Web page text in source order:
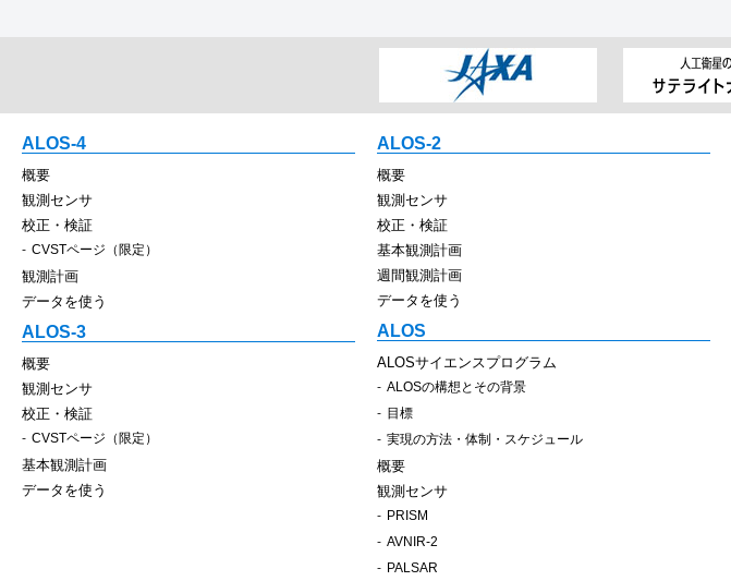
ALOS-4
概要
観測センサ
校正・検証
CVSTページ（限定）
観測計画
データを使う
ALOS-3
概要
観測センサ
校正・検証
CVSTページ（限定）
基本観測計画
データを使う
ALOS-2
概要
観測センサ
校正・検証
基本観測計画
週間観測計画
データを使う
ALOS
ALOSサイエンスプログラム
ALOSの構想とその背景
目標
実現の方法・体制・スケジュール
概要
観測センサ
PRISM
AVNIR-2
PALSAR